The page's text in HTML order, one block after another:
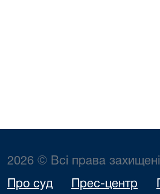
2026 © Всі права захищені
Про суд Прес-центр